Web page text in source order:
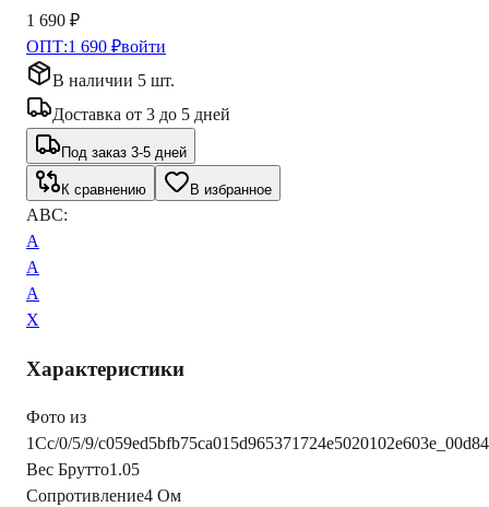
1 690 ₽
ОПТ:1 690 ₽войти
В наличии 5 шт.
Доставка от 3 до 5 дней
Под заказ 3-5 дней
К сравнению В избранное
ABC:
A
A
A
X
Характеристики
Фото из
1Сc/0/5/9/
Вес Брутто1.05
Сопротивление4 Ом